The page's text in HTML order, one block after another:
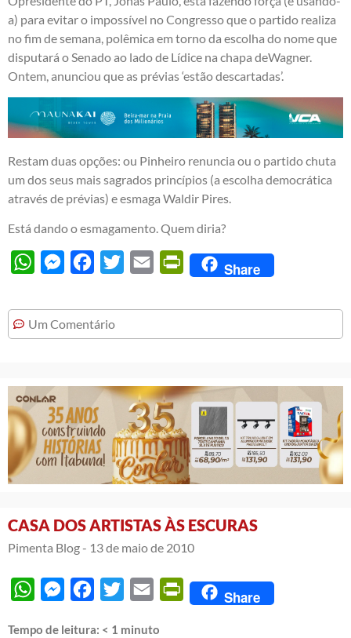
a) para evitar o impossível no Congresso que o partido realiza
no fim de semana, polêmica em torno da escolha do nome que
disputará o Senado ao lado de Lídice na chapa deWagner.
Ontem, anunciou que as prévias ‘estão descartadas’.
Restam duas opções: ou Pinheiro renuncia ou o partido chuta
um dos seus mais sagrados princípios (a escolha democrática
através de prévias) e esmaga Waldir Pires.
Está dando o esmagamento. Quem diria?
WhatsAppMessengerFacebook
Twitter Email PrintFriendly
Share
Um Comentário
CASA DOS ARTISTAS ÀS ESCURAS
Pimenta Blog - 13 de maio de 2010
WhatsAppMessengerFacebook
Twitter Email PrintFriendly
Share
Tempo de leitura: < 1 minuto